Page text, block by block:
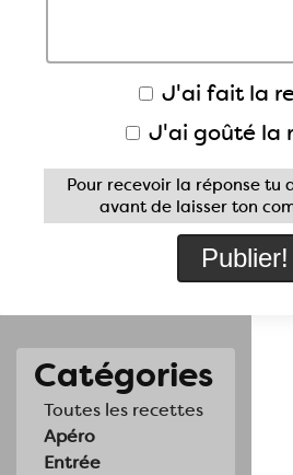
Catégories
Toutes les recettes
Apéro
Entrée
J'ai fait la
J'ai goûté la
Pour recevoir la réponse tu
avant de laisser ton